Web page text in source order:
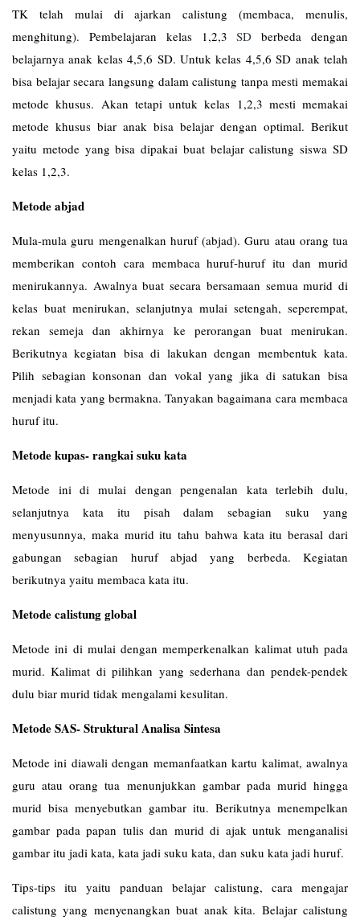
TK telah mulai di ajarkan calistung (membaca, menulis,
menghitung). Pembelajaran kelas 1,2,3SD berbeda dengan
belajarnya anak kelas 4,5,6 SD. Untuk kelas 4,5,6 SD anak telah
bisa belajar secara langsung dalam calistung tanpa mesti memakai
metode khusus. Akan tetapi untuk kelas 1,2,3 mesti memakai
metode khusus biar anak bisa belajar dengan optimal. Berikut
yaitu metode yang bisa dipakai buat belajar calistung siswa SD
kelas 1,2,3.
Metode abjad
Mula-mula guru mengenalkan huruf (abjad). Guru atau orang tua
memberikan contoh cara membaca huruf-huruf itu dan murid
menirukannya. Awalnya buat secara bersamaan semua murid di
kelas buat menirukan, selanjutnya mulai setengah, seperempat,
rekan semeja dan akhirnya ke perorangan buat menirukan.
Berikutnya kegiatan bisa di lakukan dengan membentuk kata.
Pilih sebagian konsonan dan vokal yang jika di satukan bisa
menjadi kata yang bermakna. Tanyakan bagaimana cara membaca
huruf itu.
Metode kupas- rangkai suku kata
Metode ini di mulai dengan pengenalan kata terlebih dulu,
selanjutnya kata itu pisah dalam sebagian suku yang
menyusunnya, maka murid itu tahu bahwa kata itu berasal dari
gabungan sebagian huruf abjad yang berbeda. Kegiatan
berikutnya yaitu membaca kata itu.
Metode calistung global
Metode ini di mulai dengan memperkenalkan kalimat utuh pada
murid. Kalimat di pilihkan yang sederhana dan pendek-pendek
dulu biar murid tidak mengalami kesulitan.
Metode SAS- Struktural Analisa Sintesa
Metode ini diawali dengan memanfaatkan kartu kalimat, awalnya
guru atau orang tua menunjukkan gambar pada murid hingga
murid bisa menyebutkan gambar itu. Berikutnya menempelkan
gambar pada papan tulis dan murid di ajak untuk menganalisi
gambar itu jadi kata, kata jadi suku kata, dan suku kata jadi huruf.
Tips-tips itu yaitu panduan belajar calistung, cara mengajar
calistung yang menyenangkan buat anak kita. Belajar calistung